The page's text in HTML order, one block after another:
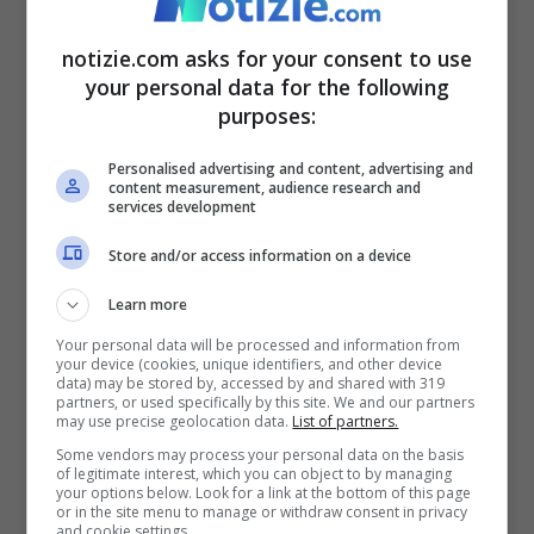
Il Sorpasso – Notizie.com
Una condotta di vita controversa, che si
scontra inevitabilmente con quella del
personaggio di Roberto, interpretato da
Jean-Louis Trintignant, che viene
notizie.com asks for your consent to use
your personal data for the following
purposes:
Personalised advertising and content, advertising and
content measurement, audience research and
services development
Store and/or access information on a device
Learn more
Your personal data will be processed and information from
your device (cookies, unique identifiers, and other device
data) may be stored by, accessed by and shared with 319
partners, or used specifically by this site. We and our partners
may use precise geolocation data. List of partners.
Some vendors may process your personal data on the basis
of legitimate interest, which you can object to by managing
your options below. Look for a link at the bottom of this page
or in the site menu to manage or withdraw consent in privacy